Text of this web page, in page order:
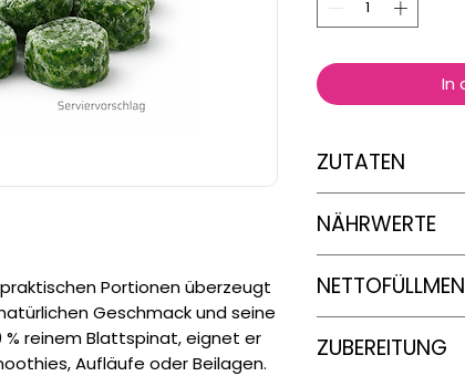
Portionen überzeugt
Geschmack und seine
reinem Blattspinat, eignet er
Aufläufe oder Beilagen.
In
ZUTATEN
NÄHRWERTE
Energie
ZUBEREITUNG